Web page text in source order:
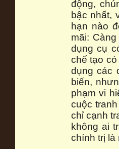
động,
bậc nhất,
hạn nào
mãi:
dụng cụ
chế tạo
dụng các
biến,
phạm vi
cuộc
chỉ cạnh
không ai
chính trị là